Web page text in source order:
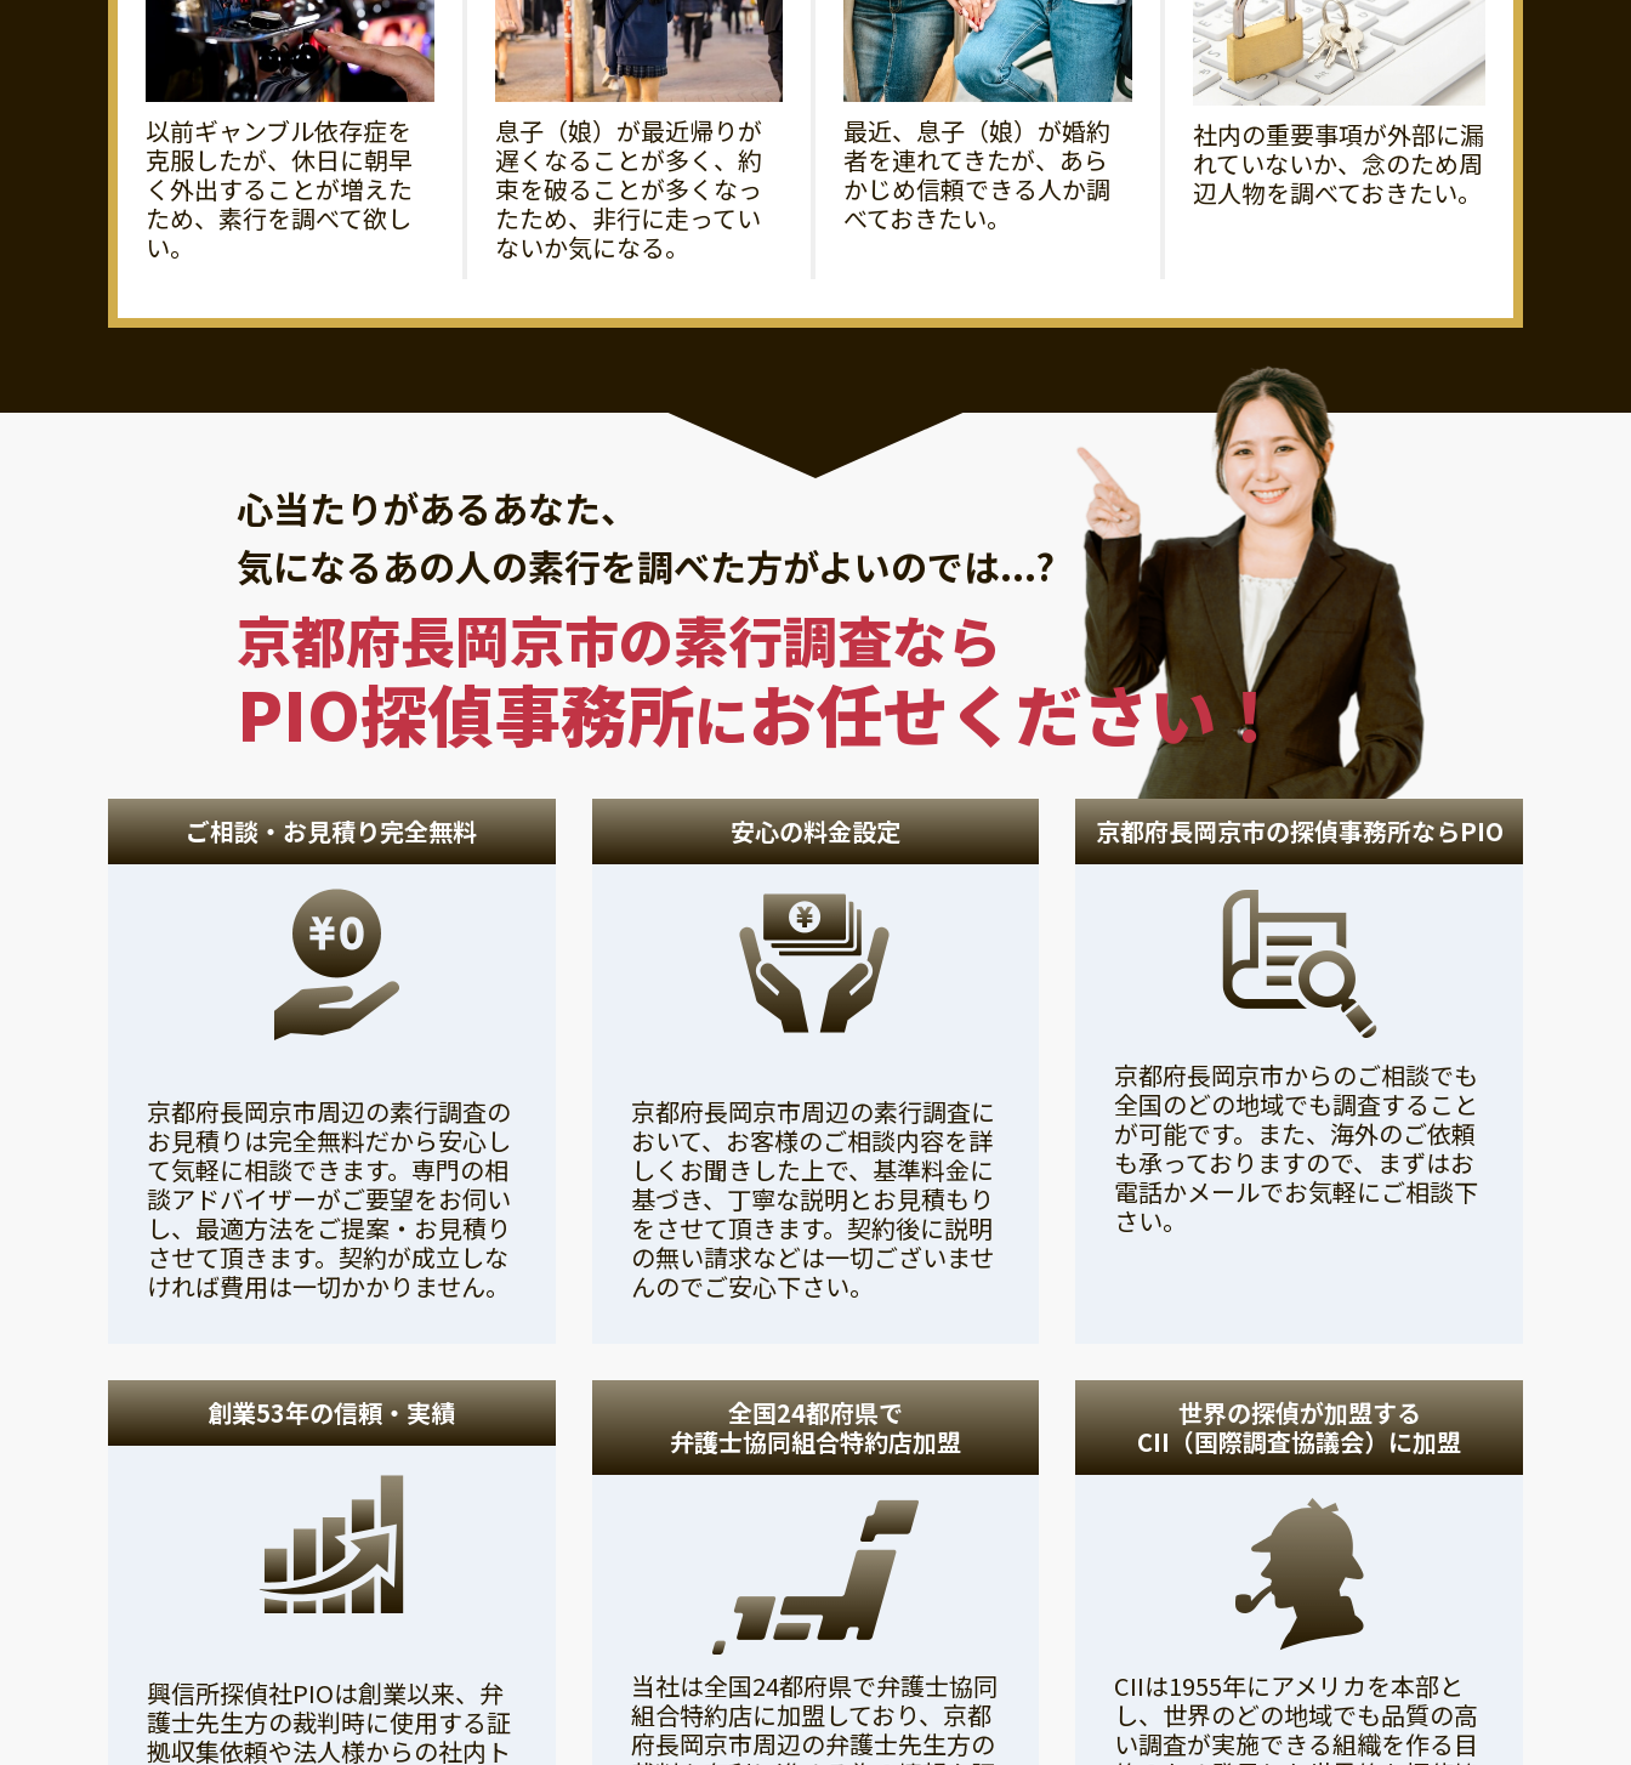
以前ギャンブル依存症を
克服したが、休日に朝早
く外出することが増えた
ため、素行を調べて欲し
い。
息子（娘）が最近帰りが
遅くなることが多く、約
束を破ることが多くなっ
たため、非行に走ってい
ないか気になる。
最近、息子（娘）が婚約
者を連れてきたが、あら
かじめ信頼できる人か調
べておきたい。
社内の重要事項が外部に漏
れていないか、念のため周
辺人物を調べておきたい。
心当たりがあるあなた、
気になるあの人の素行を調べた方がよいのでは...?
京都府長岡京市の素行調査なら
PIO探偵事務所にお任せください！
ご相談・お見積り完全無料
京都府長岡京市周辺の素行調査の
お見積りは完全無料だから安心し
て気軽に相談できます。専門の相
談アドバイザーがご要望をお伺い
し、最適方法をご提案・お見積り
させて頂きます。契約が成立しな
ければ費用は一切かかりません。
安心の料金設定
京都府長岡京市周辺の素行調査に
おいて、お客様のご相談内容を詳
しくお聞きした上で、基準料金に
基づき、丁寧な説明とお見積もり
をさせて頂きます。契約後に説明
の無い請求などは一切ございませ
んのでご安心下さい。
京都府長岡京市の探偵事務所ならPIO
京都府長岡京市からのご相談でも
全国のどの地域でも調査すること
が可能です。また、海外のご依頼
も承っておりますので、まずはお
電話かメールでお気軽にご相談下
さい。
創業53年の信頼・実績
興信所探偵社PIOは創業以来、弁
護士先生方の裁判時に使用する証
拠収集依頼や法人様からの社内ト
全国24都府県で
弁護士協同組合特約店加盟
当社は全国24都府県で弁護士協同
組合特約店に加盟しており、京都
府長岡京市周辺の弁護士先生方の
世界の探偵が加盟する
CII（国際調査協議会）に加盟
CIIは1955年にアメリカを本部と
し、世界のどの地域でも品質の高
い調査が実施できる組織を作る目